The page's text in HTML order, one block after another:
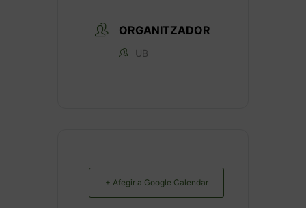
ORGANITZADOR
UB
+ Afegir a Google Calendar